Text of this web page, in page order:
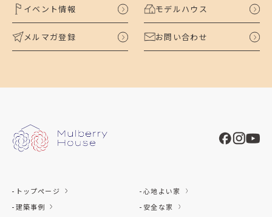
イベント情報 モデルハウス
メルマガ登録 お問い合わせ
トップページ
建築事例
心地よい家
安全な家